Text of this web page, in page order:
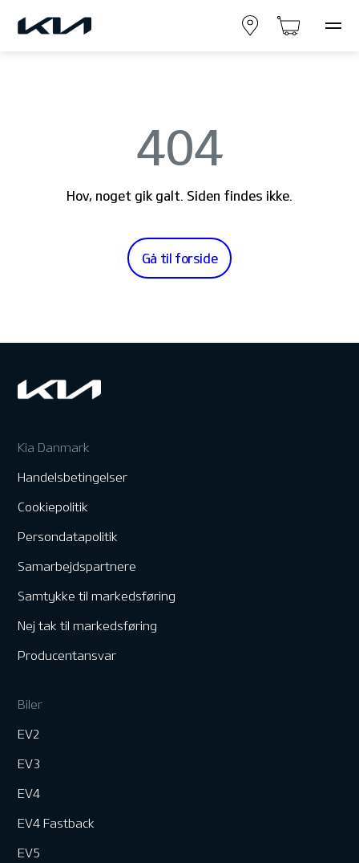
404
Hov, noget gik galt. Siden findes ikke.
Gå til forside
Kia Danmark
Handelsbetingelser
Cookiepolitik
Persondatapolitik
Samarbejdspartnere
Samtykke til markedsføring
Nej tak til markedsføring
Producentansvar
Biler
EV2
EV3
EV4
EV4 Fastback
EV5